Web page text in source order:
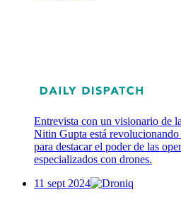
Entrevista con un visionario de
Nitin Gupta está
para destacar el poder de las
especializados con drones.
11 sept 2024